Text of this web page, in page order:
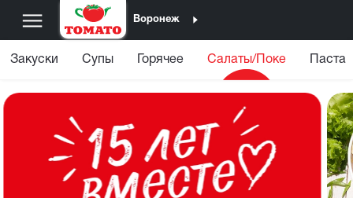
Воронеж
Закуски Супы Горячее Салаты/Поке Паста